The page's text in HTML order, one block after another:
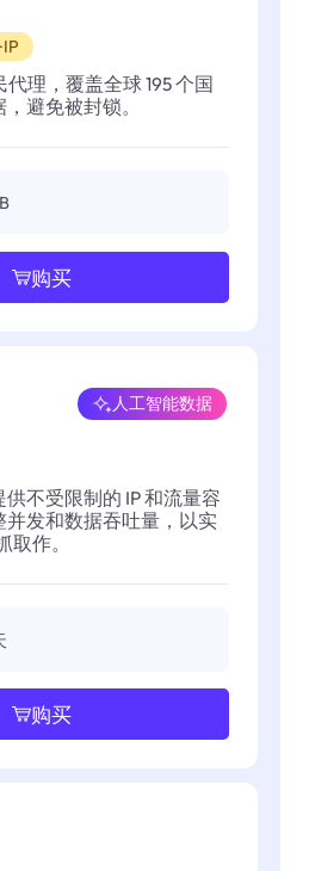
代理，覆盖全球 195 个国
避免被封锁。
购买
人工智能数据
不受限制的 IP 和流量容
发和数据吞吐量，以实
取作。
购买